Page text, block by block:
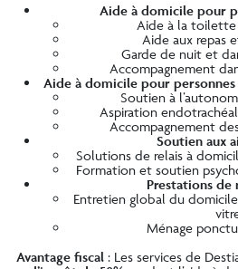
Aide à domicile pour
Aide à la toilette
Aide aux repas
Garde de nuit et
Accompagnement
Aide à domicile pour
Soutien à
Aspiration
Accompagnement
Soutien aux
Solutions de relais à
Formation et soutien
Prestations de
Entretien global du
Ménage
Avantage fiscal : Les services de